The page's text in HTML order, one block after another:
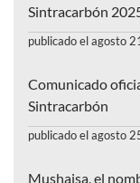
Sintracarbón
publicado el agosto
Comunicado
Sintracarbón
publicado el agosto
Mushaisa, el